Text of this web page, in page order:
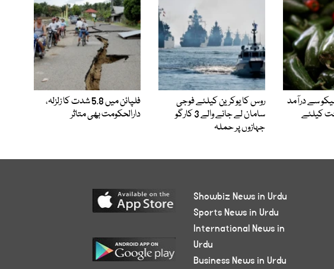
سے درآمد
کیلئے
روس کا یوکرین کیلئے فوجی
سامان لے جانے والے 3 کارگو
جہازوں پر حملہ
فلپائن میں 5.8 شدت کا زلزلہ،
دارالحکومت بھی متاثر
Showbiz News in Urdu
Sports News in Urdu
International News in
Urdu
Business News in Urdu